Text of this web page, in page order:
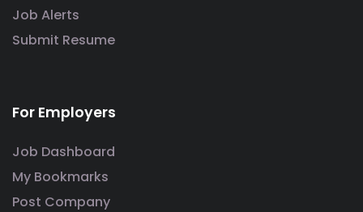
Job Alerts
Submit Resume
For Employers
Job Dashboard
My Bookmarks
Post Company